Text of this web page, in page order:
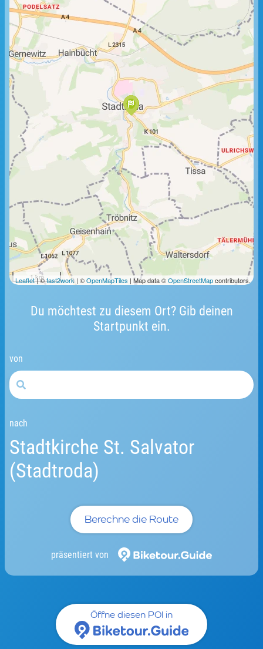
Du möchtest zu diesem Ort? Gib deinen
Startpunkt ein.
von
nach
Stadtkirche St. Salvator
(Stadtroda)
Berechne die Route
präsentiert von
1 km
Leaflet| ©fast2work | ©OpenMapTiles | Map data ©OpenStreetMapcontributors.
Öffne diesen POI in